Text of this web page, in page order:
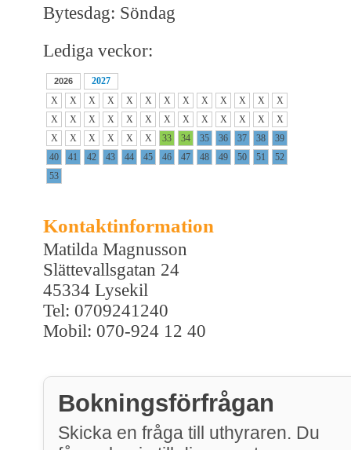
Bytesdag: Söndag
Lediga veckor:
2026
2027
X
X X X X X X X X X X X
X
X
X X X X X X X X X X X
X
X
X X X X X 33 34 35 36 37 38
39
40
41 42 43 44 45 46 47 48 49 50 51
52
53
Kontaktinformation
Matilda Magnusson
Slättevallsgatan 24
45334 Lysekil
Tel: 0709241240
Mobil: 070-924 12 40
Bokningsförfrågan
Skicka en fråga till uthyraren. Du